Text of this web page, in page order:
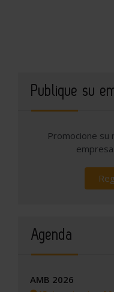
Publique su
Promocione su
Agenda
AMB 2026